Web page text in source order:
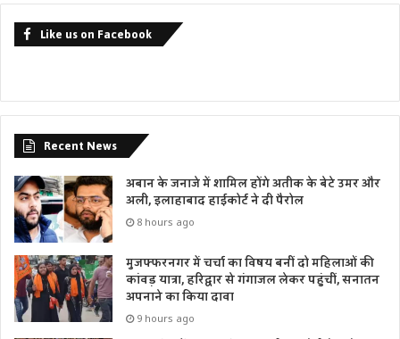
Like us on Facebook
Recent News
अबान के जनाजे में शामिल होंगे अतीक के बेटे उमर और
अली, इलाहाबाद हाईकोर्ट ने दी पैरोल
8 hours ago
मुजफ्फरनगर में चर्चा का विषय बनीं दो महिलाओं की
कांवड़ यात्रा, हरिद्वार से गंगाजल लेकर पहुंचीं, सनातन
अपनाने का किया दावा
9 hours ago